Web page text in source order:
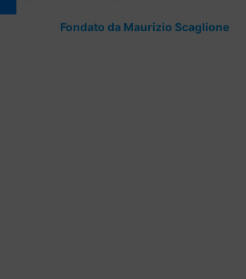
Fondato da Maurizio Scaglione